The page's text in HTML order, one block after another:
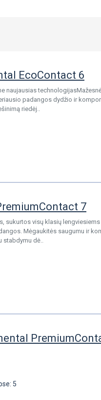
EcoContact 6
naujausias
padangos dydžio ir
riedėj..
7
sukurtos visų klasių
Mėgaukitės saugumu ir
stabdymu dė..
5